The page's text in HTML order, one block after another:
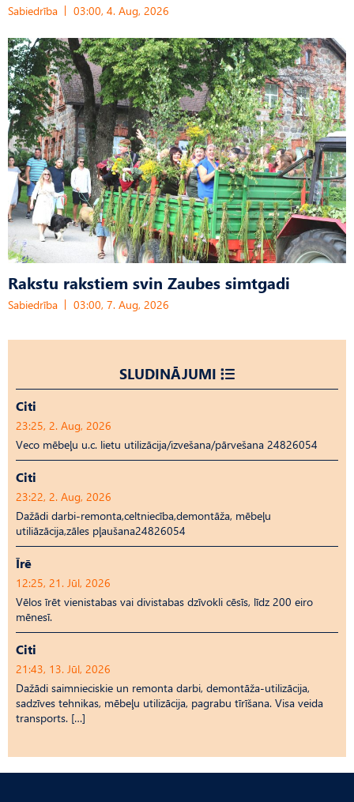
Sabiedrība 03:00, 4. Aug, 2026
Rakstu rakstiem svin Zaubes simtgadi
Sabiedrība 03:00, 7. Aug, 2026
SLUDINĀJUMI
Citi
23:25, 2. Aug, 2026
Veco mēbeļu u.c. lietu utilizācija/izvešana/pārvešana 24826054
Citi
23:22, 2. Aug, 2026
Dažādi darbi-remonta,celtniecība,demontāža, mēbeļu
utiliāzācija,zāles pļaušana24826054
Īrē
12:25, 21. Jūl, 2026
Vēlos īrēt vienistabas vai divistabas dzīvokli cēsīs, līdz 200 eiro
mēnesī.
Citi
21:43, 13. Jūl, 2026
Dažādi saimnieciskie un remonta darbi, demontāža-utilizācija,
sadzīves tehnikas, mēbeļu utilizācija, pagrabu tīrīšana. Visa veida
transports. […]